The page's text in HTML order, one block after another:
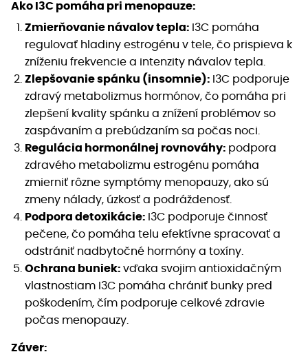
Ako I3C pomáha pri menopauze:
Zmierňovanie návalov tepla: I3C pomáha
regulovať hladiny estrogénu v tele, čo prispieva k
zníženiu frekvencie a intenzity návalov tepla.
Zlepšovanie spánku (insomnie): I3C podporuje
zdravý metabolizmus hormónov, čo pomáha pri
zlepšení kvality spánku a znížení problémov so
zaspávaním a prebúdzaním sa počas noci.
Regulácia hormonálnej rovnováhy: podpora
zdravého metabolizmu estrogénu pomáha
zmierniť rôzne symptómy menopauzy, ako sú
zmeny nálady, úzkosť a podráždenosť.
Podpora detoxikácie: I3C podporuje činnosť
pečene, čo pomáha telu efektívne spracovať a
odstrániť nadbytočné hormóny a toxíny.
Ochrana buniek: vďaka svojim antioxidačným
vlastnostiam I3C pomáha chrániť bunky pred
poškodením, čím podporuje celkové zdravie
počas menopauzy.
Záver: